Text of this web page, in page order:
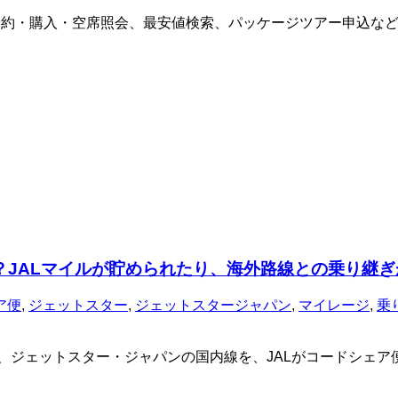
・購入・空席照会、最安値検索、パッケージツアー申込な
マイルが貯められたり、海外路線との乗り継
便, ジェットスター, ジェットスタージャパン, マイレージ, 乗
ェットスター・ジャパンの国内線を、JALがコードシェ